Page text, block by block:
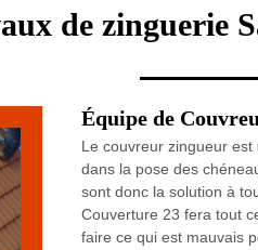
de zinguerie
Équipe de
Le couvreur zingueur
dans la pose des
sont donc la solution à
Couverture 23 fera tout
faire ce qui est mauvais